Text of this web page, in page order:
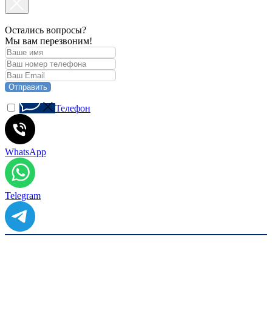
Остались вопросы?
Мы вам перезвоним!
Отправить
Телефон
WhatsApp
Telegram